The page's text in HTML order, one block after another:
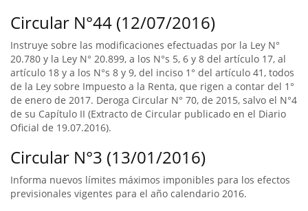
Circular N°44 (12/07/2016)
Instruye sobre las modificaciones efectuadas por la Ley N°
20.780 y la Ley N° 20.899, a los N°s 5, 6 y 8 del artículo 17, al
artículo 18 y a los N°s 8 y 9, del inciso 1° del artículo 41, todos
de la Ley sobre Impuesto a la Renta, que rigen a contar del 1°
de enero de 2017. Deroga Circular N° 70, de 2015, salvo el N°4
de su Capítulo II (Extracto de Circular publicado en el Diario
Oficial de 19.07.2016).
Circular N°3 (13/01/2016)
Informa nuevos límites máximos imponibles para los efectos
previsionales vigentes para el año calendario 2016.